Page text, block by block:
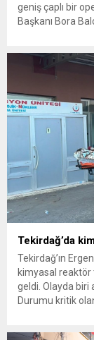
geniş çaplı bir
Başkanı Bora
inceleme ve
Tekirdağ’da
Tekirdağ’ın
kimyasal reaktör
geldi. Olayda biri
Durumu kritik